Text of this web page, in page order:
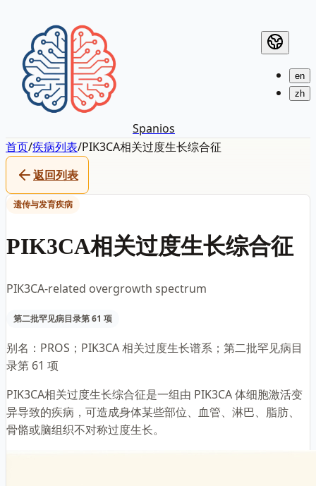
Spanios
en
zh
首页/疾病列表/PIK3CA相关过度生长综合征
返回列表
遗传与发育疾病
PIK3CA相关过度生长综合征
PIK3CA-related overgrowth spectrum
第二批罕见病目录第 61 项
别名： PROS；PIK3CA 相关过度生长谱系；第二批罕见病目
录第 61 项
PIK3CA相关过度生长综合征是一组由 PIK3CA 体细胞激活变
异导致的疾病，可造成身体某些部位、血管、淋巴、脂肪、
骨骼或脑组织不对称过度生长。